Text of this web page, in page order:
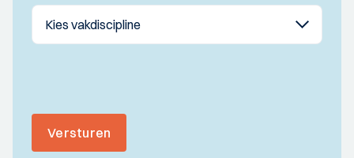
Versturen